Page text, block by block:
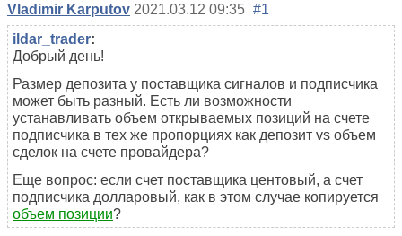
Vladimir Karputov 2021.03.12 09:35 #1
ildar_trader:
Добрый день!
Размер депозита у поставщика сигналов и подписчика
может быть разный. Есть ли возможности
устанавливать объем открываемых позиций на счете
подписчика в тех же пропорциях как депозит vs объем
сделок на счете провайдера?
Еще вопрос: если счет поставщика центовый, а счет
подписчика долларовый, как в этом случае копируется
объем позиции?